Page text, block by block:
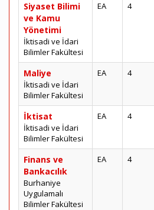
Siyaset Bilimi
ve Kamu
Yönetimi
İktisadi ve İdari
Bilimler Fakültesi
EA 4
Maliye
İktisadi ve İdari
Bilimler Fakültesi
EA 4
İktisat
İktisadi ve İdari
Bilimler Fakültesi
EA 4
Finans ve
Bankacılık
Burhaniye
Uygulamalı
Bilimler Fakültesi
EA 4